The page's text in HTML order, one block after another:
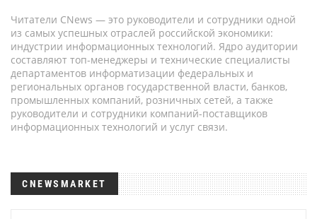
Читатели CNews — это руководители и сотрудники одной
из самых успешных отраслей российской экономики:
индустрии информационных технологий. Ядро аудитории
составляют топ-менеджеры и технические специалисты
департаментов информатизации федеральных и
региональных органов государственной власти, банков,
промышленных компаний, розничных сетей, а также
руководители и сотрудники компаний-поставщиков
информационных технологий и услуг связи.
CNEWSMARKET